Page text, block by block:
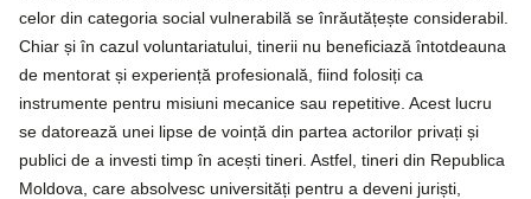
celor din categoria social vulnerabilă se înrăutățește considerabil.
Chiar și în cazul voluntariatului, tinerii nu beneficiază întotdeauna
de mentorat și experiență profesională, fiind folosiți ca
instrumente pentru misiuni mecanice sau repetitive. Acest lucru
se datorează unei lipse de voință din partea actorilor privați și
publici de a investi timp în acești tineri. Astfel, tineri din Republica
Moldova, care absolvesc universități pentru a deveni juriști,